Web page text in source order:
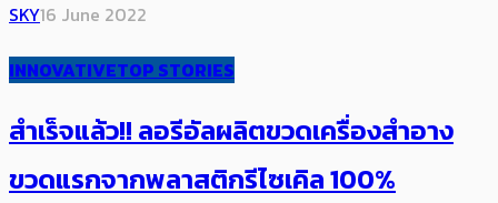
SKY16 June 2022
INNOVATIVETOP STORIES
สำเร็จแล้ว!! ลอรีอัลผลิตขวดเครื่องสำอาง
ขวดแรกจากพลาสติกรีไซเคิล 100%